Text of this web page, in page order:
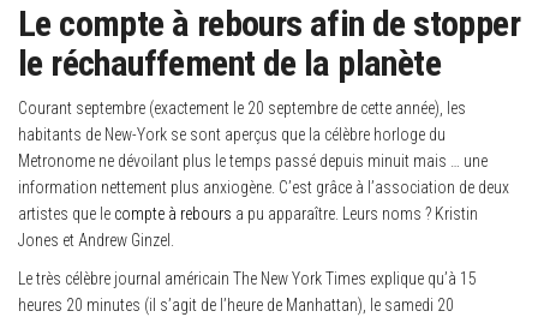
Le compte à rebours afin de stopper
le réchauffement de la planète
Courant septembre (exactement le 20 septembre de cette année), les
habitants de New-York se sont aperçus que la célèbre horloge du
Metronome ne dévoilant plus le temps passé depuis minuit mais … une
information nettement plus anxiogène. C’est grâce à l’association de deux
artistes que le compte à rebours a pu apparaître. Leurs noms ? Kristin
Jones et Andrew Ginzel.
Le très célèbre journal américain The New York Times explique qu’à 15
heures 20 minutes (il s’agit de l’heure de Manhattan), le samedi 20